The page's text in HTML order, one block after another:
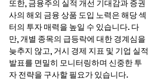
또한, 금융주의 실적 개선 기대감과 증권
사의 해외 금융 상품 도입 노력은 해당 섹
터의 투자 매력을 높일 수 있습니다. 다
만, 개별 종목의 급등락에 대한 경계심을
늦추지 않고, 거시 경제 지표 및 기업 실적
발표를 면밀히 모니터링하며 신중한 투
자 전략을 구사할 필요가 있습니다.